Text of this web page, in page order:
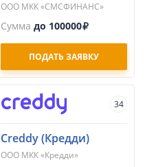
ООО МКК «СМСФИНАНС»
Сумма до 100000
ПОДАТЬ ЗАЯВКУ
34
Creddy (Кредди)
ООО МКК «Кредди»